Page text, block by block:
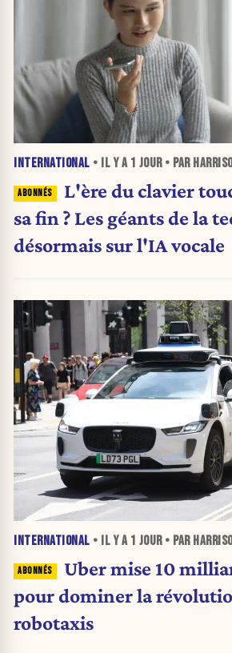
INTERNATIONAL • IL Y A 1 JOUR• PAR
L'ère du clavier
sa fin ? Les géants de la
désormais sur l'IA vocale
INTERNATIONAL • IL Y A 1 JOUR• PAR
Uber mise 10
pour dominer la
robotaxis